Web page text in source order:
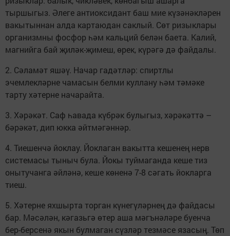
тыршыгыз. Әлеге антиоксидант баш мие күзәнәкләрен
вакытыннан алда картаюдан саклый. Сөт ризыклары
организмны фосфор һәм кальций белән баета. Калий,
магнийга бай җиләк-җимеш, өрек, күрәгә дә файдалы.
2. Сәламәт яшәү. Начар гадәтләр: спиртлы
эчемлекләрне чамасын белми куллану һәм тәмәке
тарту хәтерне начарайта.
3. Хәрәкәт. Саф һавада күбрәк булыгыз, хәрәкәттә –
бәрәкәт, дип юкка әйтмәгәннәр.
4. Тиешенчә йоклау. Йоклаган вакытта кешенең нерв
системасы тыныч була. Йокы туймаганда кеше тиз
онытучанга әйләнә, кеше көненә 7-8 сәгать йокларга
тиеш.
5. Хәтерне яхшырта торган күнегүләрнең дә файдасы
бар. Мәсәлән, кәгазьгә өтер аша мәгънәләре буенча
бер-берсенә якын булмаган сүзләр тезмәсе язасың. Төп